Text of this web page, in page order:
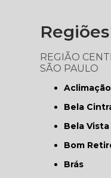
REGIÃO
SÃO PAULO
Aclimação
Bela
Bela Vista
Bom
Brás